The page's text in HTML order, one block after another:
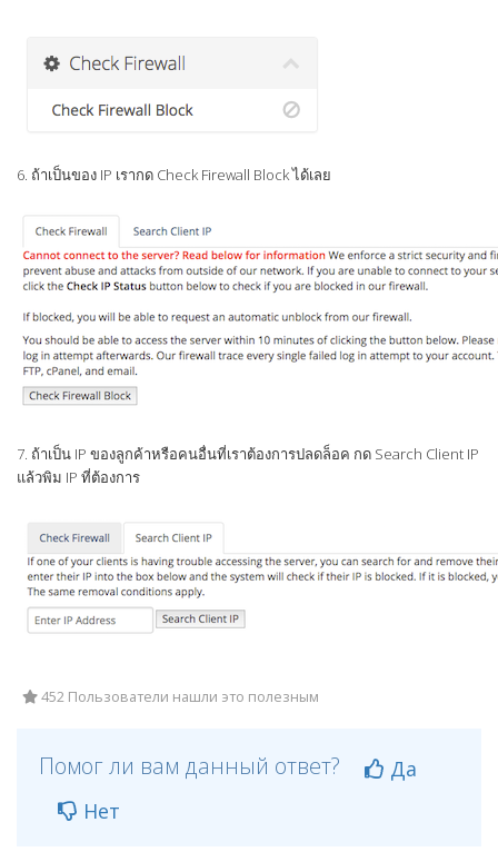
6. ถ้าเป็นของ IP เรากด Check Firewall Block ได้เลย
7. ถ้าเป็น IP ของลูกค้าหรือคนอื่นที่เราต้องการปลดล็อค กด Search Client IP
แล้วพิม IP ที่ต้องการ
452 Пользователи нашли это полезным
Помог ли вам данный ответ?
Да
Нет